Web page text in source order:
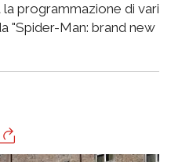
programmazione di vari
"Spider-Man: brand new